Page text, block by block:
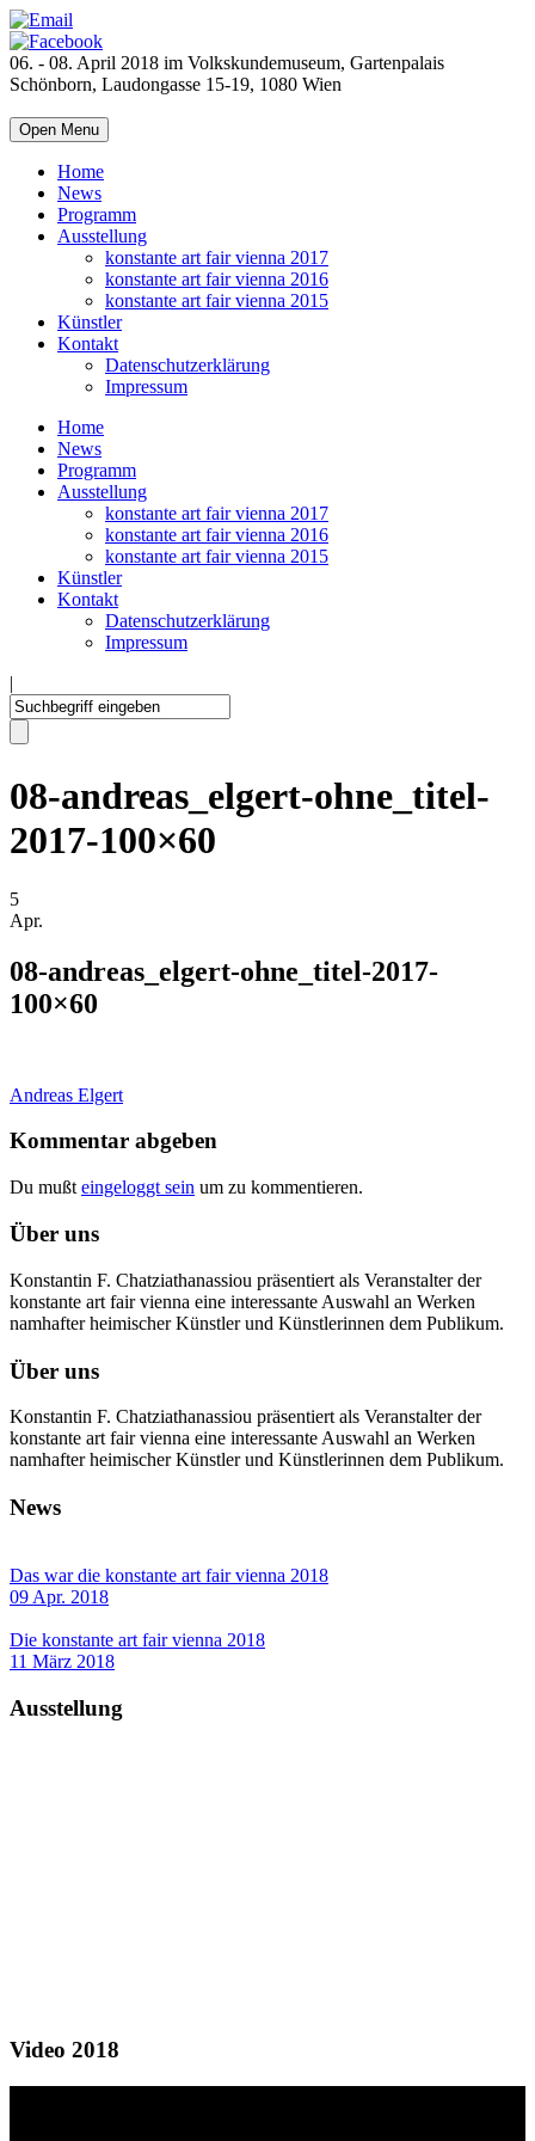
06. - 08. April 2018 im Volkskundemuseum, Gartenpalais
Schönborn, Laudongasse 15-19, 1080 Wien
Open Menu
Home
News
Programm
Ausstellung
konstante art fair vienna 2017
konstante art fair vienna 2016
konstante art fair vienna 2015
Künstler
Kontakt
Datenschutzerklärung
Impressum
Home
News
Programm
Ausstellung
konstante art fair vienna 2017
konstante art fair vienna 2016
konstante art fair vienna 2015
Künstler
Kontakt
Datenschutzerklärung
Impressum
|
08-andreas_elgert-ohne_titel-
2017-100×60
5
Apr.
08-andreas_elgert-ohne_titel-2017-
100×60
Andreas Elgert
Kommentar abgeben
Du mußt eingeloggt sein um zu kommentieren.
Über uns
Konstantin F. Chatziathanassiou präsentiert als Veranstalter der
konstante art fair vienna eine interessante Auswahl an Werken
namhafter heimischer Künstler und Künstlerinnen dem Publikum.
Über uns
Konstantin F. Chatziathanassiou präsentiert als Veranstalter der
konstante art fair vienna eine interessante Auswahl an Werken
namhafter heimischer Künstler und Künstlerinnen dem Publikum.
News
Das war die konstante art fair vienna 2018
09 Apr. 2018
Die konstante art fair vienna 2018
11 März 2018
Ausstellung
Video 2018